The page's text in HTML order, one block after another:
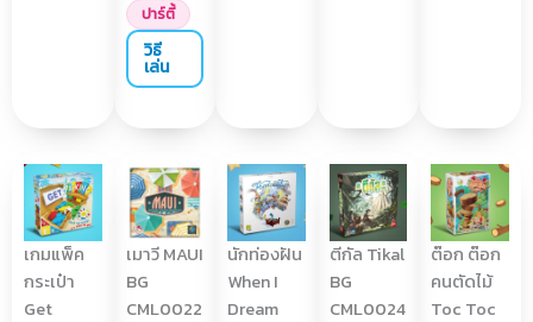
ปาร์ตี้
วิธี
เล่น
เกมแพ็ค
กระเป๋า
Get
เมาวี MAUI
BG
CML0022
นักท่องฝัน
When I
Dream
ตีกัล Tikal
BG
CML0024
ต๊อก ต๊อก
คนตัดไม้
Toc Toc